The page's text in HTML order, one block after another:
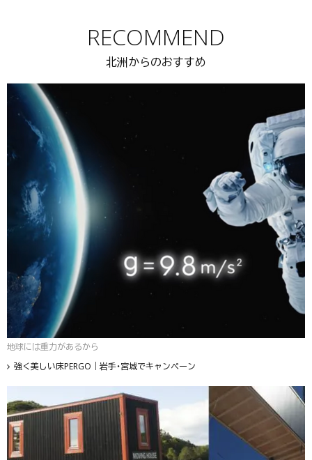
RECOMMEND
北洲からのおすすめ
地球には重力があるから
強く美しい床PERGO｜岩手・宮城でキャンペーン